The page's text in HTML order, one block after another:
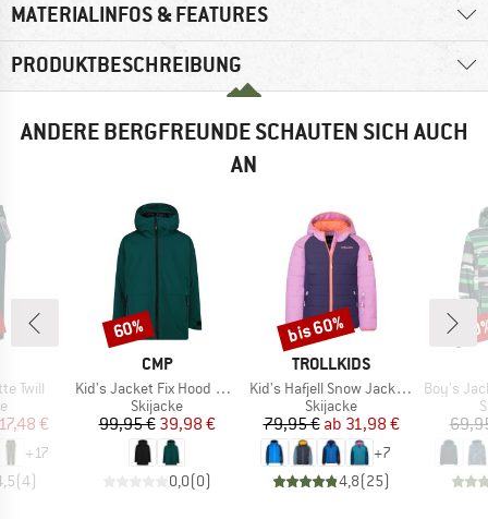
MATERIALINFOS & FEATURES
PRODUKTBESCHREIBUNG
ANDERE BERGFREUNDE SCHAUTEN SICH AUCH
AN
Twill
Preis
€
+17
(4)
MARKE
CMP
Artikel
Kid's Jacket Fix Hood 34W3994
Produktgruppe
Skijacke
Preis
99,95 €reduzierter Preis
39,98 €
0,0(0)
Rabatt
60%
MARKE
TROLLKIDS
Artikel
Kid's Hafjell Snow Jacket Pro
Produktgruppe
Skijacke
Preis
79,95 € reduzierter Preis
ab 31,98 €
+7
4,8(25)
Rabatt
bis 60%
Artikel
Boy's Jacket